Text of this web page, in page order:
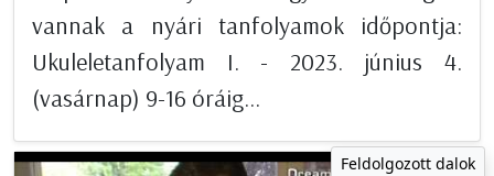
vannak a nyári tanfolyamok időpontja:
Ukuleletanfolyam I. - 2023. június 4.
(vasárnap) 9-16 óráig...
Feldolgozott dalok